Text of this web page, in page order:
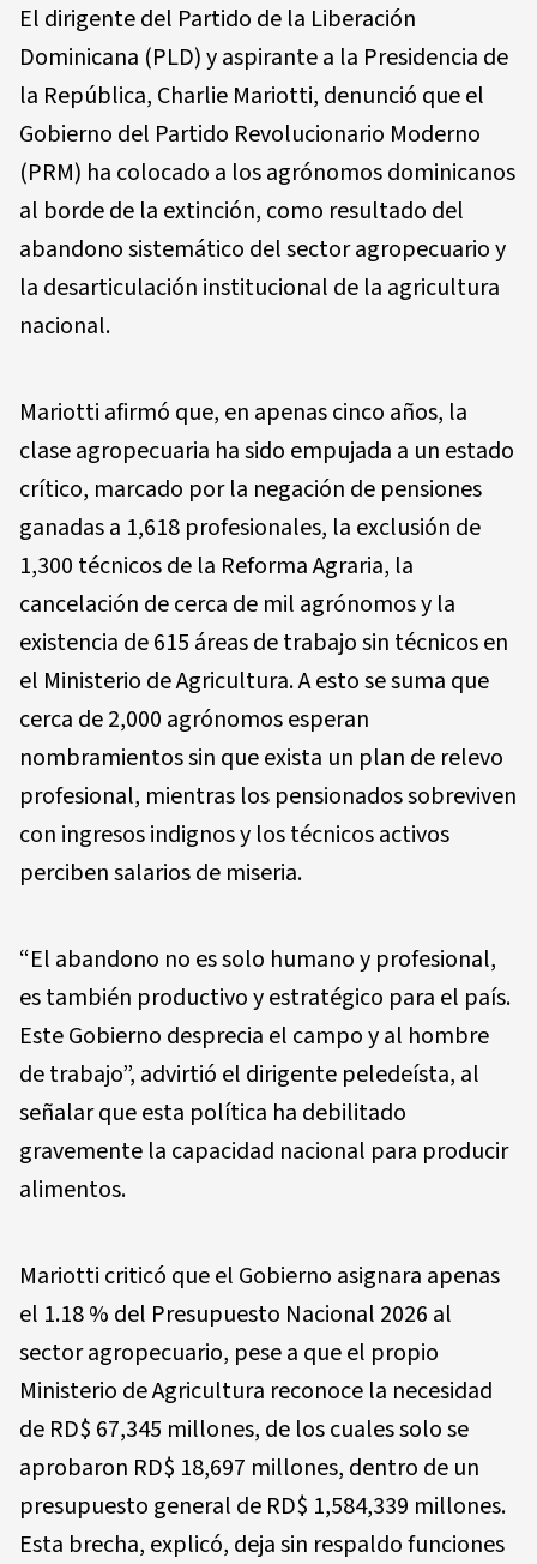
El dirigente del Partido de la Liberación
Dominicana (PLD) y aspirante a la Presidencia de
la República, Charlie Mariotti, denunció que el
Gobierno del Partido Revolucionario Moderno
(PRM) ha colocado a los agrónomos dominicanos
al borde de la extinción, como resultado del
abandono sistemático del sector agropecuario y
la desarticulación institucional de la agricultura
nacional.
Mariotti afirmó que, en apenas cinco años, la
clase agropecuaria ha sido empujada a un estado
crítico, marcado por la negación de pensiones
ganadas a 1,618 profesionales, la exclusión de
1,300 técnicos de la Reforma Agraria, la
cancelación de cerca de mil agrónomos y la
existencia de 615 áreas de trabajo sin técnicos en
el Ministerio de Agricultura. A esto se suma que
cerca de 2,000 agrónomos esperan
nombramientos sin que exista un plan de relevo
profesional, mientras los pensionados sobreviven
con ingresos indignos y los técnicos activos
perciben salarios de miseria.
“El abandono no es solo humano y profesional,
es también productivo y estratégico para el país.
Este Gobierno desprecia el campo y al hombre
de trabajo”, advirtió el dirigente peledeísta, al
señalar que esta política ha debilitado
gravemente la capacidad nacional para producir
alimentos.
Mariotti criticó que el Gobierno asignara apenas
el 1.18 % del Presupuesto Nacional 2026 al
sector agropecuario, pese a que el propio
Ministerio de Agricultura reconoce la necesidad
de RD$ 67,345 millones, de los cuales solo se
aprobaron RD$ 18,697 millones, dentro de un
presupuesto general de RD$ 1,584,339 millones.
Esta brecha, explicó, deja sin respaldo funciones